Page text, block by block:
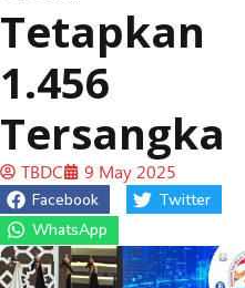
Tetapkan
1.456
Tersangka
TBDC 9 May 2025
Facebook
Twitter
WhatsApp